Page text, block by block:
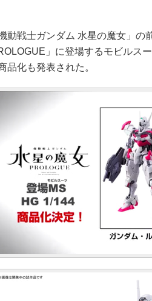
動戦士ガンダム 水星の魔女」の
」に登場するモビルス
品化も発表された。